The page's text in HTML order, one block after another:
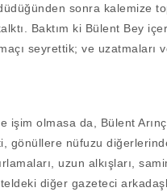
sonra kalemize
Baktım ki Bülent Bey
seyrettik; ve uzatmaları
işim olmasa da, Bülent
gönüllere nüfuzu
uzun alkışları,
diğer gazeteci